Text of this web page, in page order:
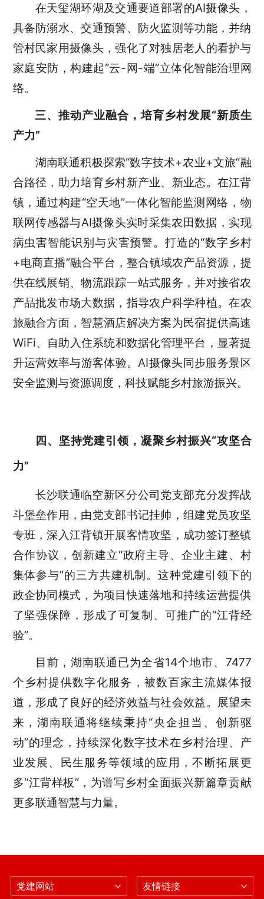
在天玺湖环湖及交通要道部署的AI摄像头，
具备防溺水、交通预警、防火监测等功能，并纳
管村民家用摄像头，强化了对独居老人的看护与
家庭安防，构建起“云-网-端”立体化智能治理网
络。
三、推动产业融合，培育乡村发展“新质生
产力”
湖南联通积极探索“数字技术+农业+文旅”融
合路径，助力培育乡村新产业、新业态。在江背
镇，通过构建“空天地”一体化智能监测网络，物
联网传感器与AI摄像头实时采集农田数据，实现
病虫害智能识别与灾害预警。打造的“数字乡村
+电商直播”融合平台，整合镇域农产品资源，提
供在线展销、物流跟踪一站式服务，并对接省农
产品批发市场大数据，指导农户科学种植。在农
旅融合方面，智慧酒店解决方案为民宿提供高速
WiFi、自助入住系统和数据化管理平台，显著提
升运营效率与游客体验。AI摄像头同步服务景区
安全监测与资源调度，科技赋能乡村旅游振兴。
四、坚持党建引领，凝聚乡村振兴“攻坚合
力”
长沙联通临空新区分公司党支部充分发挥战
斗堡垒作用，由党支部书记挂帅，组建党员攻坚
专班，深入江背镇开展客情攻坚，成功签订整镇
合作协议，创新建立“政府主导、企业主建、村
集体参与”的三方共建机制。这种党建引领下的
政企协同模式，为项目快速落地和持续运营提供
了坚强保障，形成了可复制、可推广的“江背经
验”。
目前，湖南联通已为全省14个地市、 7477
个乡村提供数字化服务， 被数百家主流媒体报
道，形成了良好的经济效益与社会效益。 展望未
来，湖南联通将继续秉持“央企担当、创新驱
动”的理念，持续深化数字技术在乡村治理、产
业发展、民生服务等领域的应用，不断拓展更
多“江背样板”，为谱写乡村全面振兴新篇章贡献
更多联通智慧与力量。
党建网站 友情链接